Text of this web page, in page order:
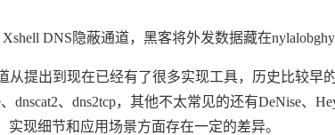
Xshell DNS 隐蔽通道，黑客将外发数据藏在
从提出到现在已经有了很多实现工具，历史比较早
、dnscat2、dns2tcp，其他不太常见的还有DeNise、
实现细节和应用场景方面存在一定的差异。